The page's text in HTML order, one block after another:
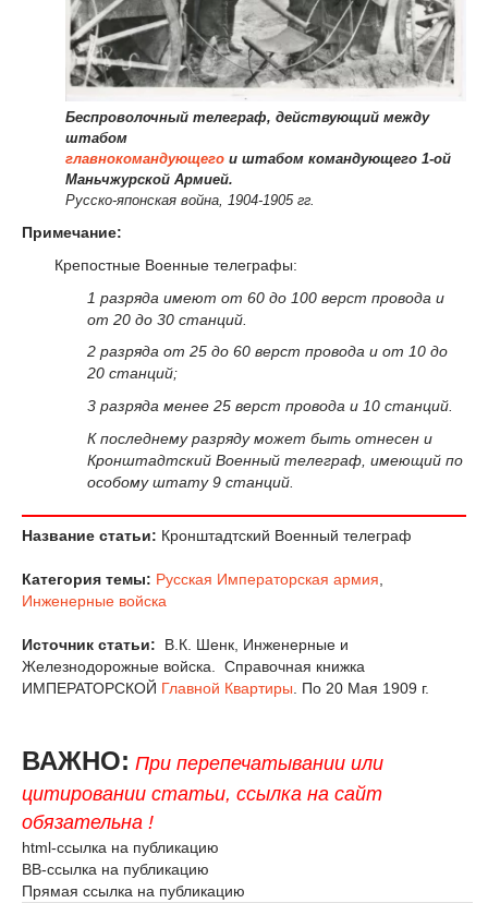
Беспроволочный телеграф, действующий между
штабом
главнокомандующего и штабом командующего 1-ой
Маньчжурской Армией.
Русско-японская война, 1904-1905 гг.
Примечание:
Крепостные Военные телеграфы:
1 разряда имеют от 60 до 100 верст провода и
от 20 до 30 станций.
2 разряда от 25 до 60 верст провода и от 10 до
20 станций;
3 разряда менее 25 верст провода и 10 станций.
К последнему разряду может быть отнесен и
Кронштадтский Военный телеграф, имеющий по
особому штату 9 станций.
Название статьи: Кронштадтский Военный телеграф
Категория темы: Русская Императорская армия
Инженерные войска
Источник статьи:
В.К. Шенк, Инженерные и
Железнодорожные войска. Справочная книжка
ИМПЕРАТОРСКОЙ Главной Квартиры . По 20 Мая 1909 г.
ВАЖНО: При перепечатывании или
цитировании статьи, ссылка на сайт
обязательна !
html-ссылка на публикацию
BB-ссылка на публикацию
Прямая ссылка на публикацию